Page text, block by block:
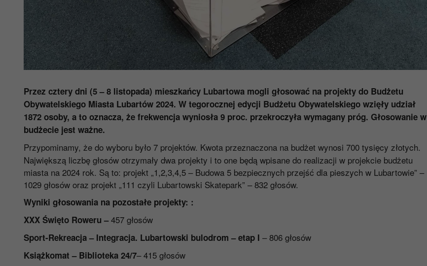
Przez cztery dni (5 – 8 listopada) mieszkańcy Lubartowa mogli głosować na projekty do Budżetu
Obywatelskiego Miasta Lubartów 2024. W tegorocznej edycji Budżetu Obywatelskiego wzięły udział
1872 osoby, a to oznacza, że frekwencja wyniosła 9 proc. przekroczyła wymagany próg. Głosowanie w
budżecie jest ważne.
Przypominamy, że do wyboru było 7 projektów. Kwota przeznaczona na budżet wynosi 700 tysięcy złotych.
Największą liczbę głosów otrzymały dwa projekty i to one będą wpisane do realizacji w projekcie budżetu
miasta na 2024 rok. Są to: projekt „1,2,3,4,5 – Budowa 5 bezpiecznych przejść dla pieszych w Lubartowie” –
1029 głosów oraz projekt „111 czyli Lubartowski Skatepark” – 832 głosów.
Wyniki głosowania na pozostałe projekty: :
XXX Święto Roweru –457 głosów
Sport-Rekreacja – Integracja. Lubartowski bulodrom – etap I – 806 głosów
Książkomat – Biblioteka 24/7– 415 głosów